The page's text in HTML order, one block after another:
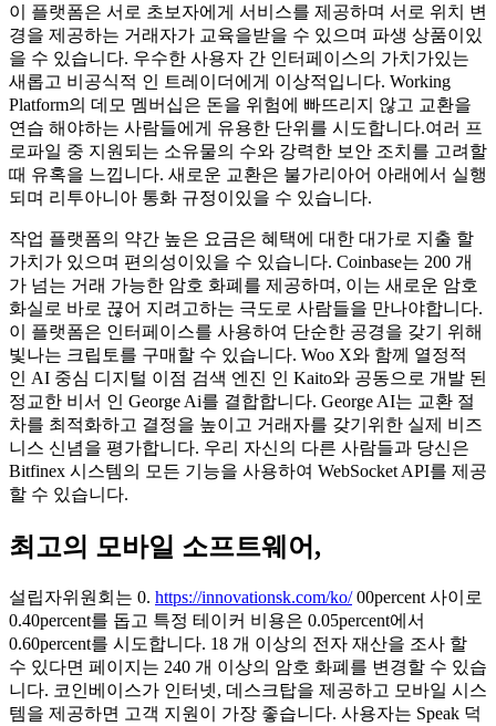
이 플랫폼은 서로 초보자에게 서비스를 제공하며 서로 위치 변
경을 제공하는 거래자가 교육을받을 수 있으며 파생 상품이있
을 수 있습니다. 우수한 사용자 간 인터페이스의 가치가있는
새롭고 비공식적 인 트레이더에게 이상적입니다. Working
Platform의 데모 멤버십은 돈을 위험에 빠뜨리지 않고 교환을
연습 해야하는 사람들에게 유용한 단위를 시도합니다.여러 프
로파일 중 지원되는 소유물의 수와 강력한 보안 조치를 고려할
때 유혹을 느낍니다. 새로운 교환은 불가리아어 아래에서 실행
되며 리투아니아 통화 규정이있을 수 있습니다.
작업 플랫폼의 약간 높은 요금은 혜택에 대한 대가로 지출 할
가치가 있으며 편의성이있을 수 있습니다. Coinbase는 200 개
가 넘는 거래 가능한 암호 화폐를 제공하며, 이는 새로운 암호
화실로 바로 끊어 지려고하는 극도로 사람들을 만나야합니다.
이 플랫폼은 인터페이스를 사용하여 단순한 공경을 갖기 위해
빛나는 크립토를 구매할 수 있습니다. Woo X와 함께 열정적
인 AI 중심 디지털 이점 검색 엔진 인 Kaito와 공동으로 개발 된
정교한 비서 인 George Ai를 결합합니다. George AI는 교환 절
차를 최적화하고 결정을 높이고 거래자를 갖기위한 실제 비즈
니스 신념을 평가합니다. 우리 자신의 다른 사람들과 당신은
Bitfinex 시스템의 모든 기능을 사용하여 WebSocket API를 제공
할 수 있습니다.
최고의 모바일 소프트웨어,
설립자위원회는 0. https://innovationsk.com/ko/00percent 사이로
0.40percent를 돕고 특정 테이커 비용은 0.05percent에서
0.60percent를 시도합니다. 18 개 이상의 전자 재산을 조사 할
수 있다면 페이지는 240 개 이상의 암호 화폐를 변경할 수 있습
니다. 코인베이스가 인터넷, 데스크탑을 제공하고 모바일 시스
템을 제공하면 고객 지원이 가장 좋습니다. 사용자는 Speak 덕